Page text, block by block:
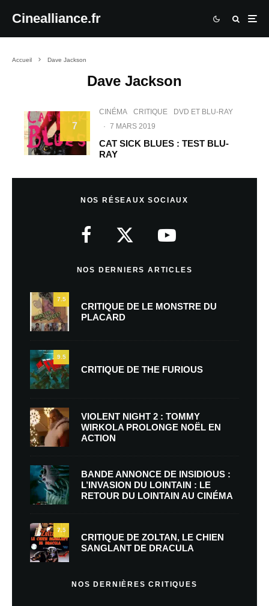
Cinealliance.fr
Accueil Dave Jackson
Dave Jackson
7
CINÉMA CRITIQUE
DVD ET BLU-RAY
· 7 MARS 2019
CAT SICK BLUES : TEST BLU-
RAY
NOS RÉSEAUX SOCIAUX
NOS DERNIERS ARTICLES
7.5
CRITIQUE DE LE MONSTRE DU
PLACARD
9.5
CRITIQUE DE THE FURIOUS
VIOLENT NIGHT 2 : TOMMY
WIRKOLA PROLONGE NOËL EN
ACTION
BANDE ANNONCE DE INSIDIOUS :
L’INVASION DU LOINTAIN : LE
RETOUR DU LOINTAIN AU CINÉMA
7.5
CRITIQUE DE ZOLTAN, LE CHIEN
SANGLANT DE DRACULA
NOS DERNIÈRES CRITIQUES